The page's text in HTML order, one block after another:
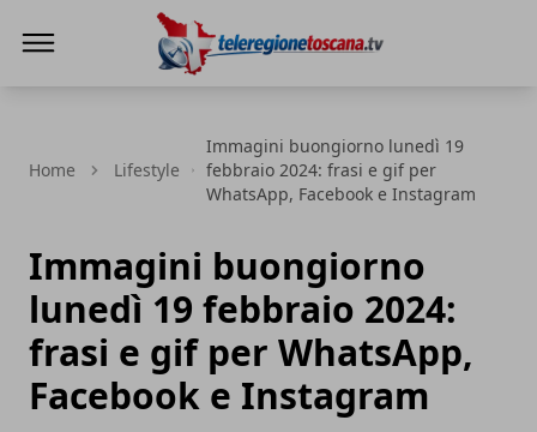
Home Lifestyle
Immagini buongiorno lunedì 19
febbraio 2024: frasi e gif per
WhatsApp, Facebook e Instagram
Immagini buongiorno
lunedì 19 febbraio 2024:
frasi e gif per WhatsApp,
Facebook e Instagram